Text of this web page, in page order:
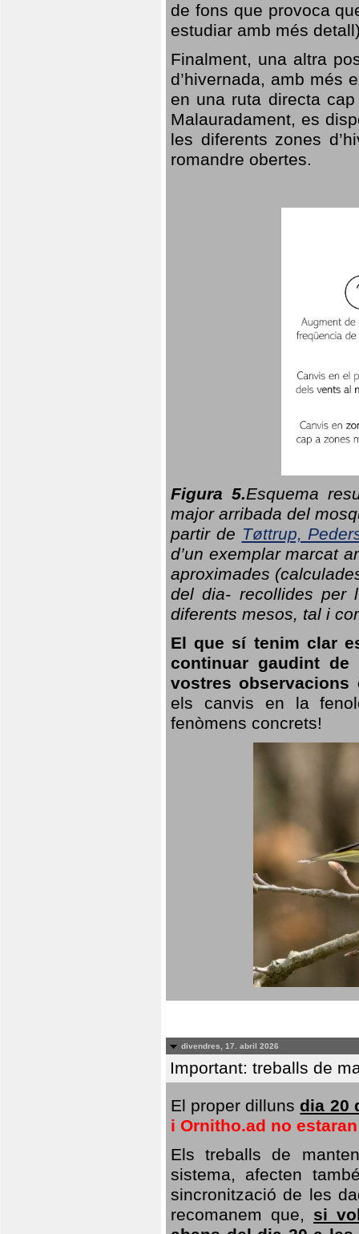
de fons que provoca
estudiar amb més
Finalment, una altra
d’hivernada, amb més
en una ruta directa
Malauradament, es
les diferents zones
romandre obertes.
Figura 5.Esquema
major arribada del
partir de Tøttrup,
d’un exemplar marcat
aproximades
del dia- recollides per
diferents mesos, tal i
El que sí tenim clar
continuar gaudint
vostres
els canvis en la
fenòmens concrets!
divendres, 17. abril 2026
Important: treballs de
El proper dilluns dia 20
i Ornitho.ad no
Els treballs de
sistema, afecten
sincronització de les
recomanem que, si